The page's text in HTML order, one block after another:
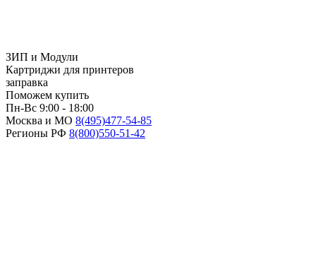
ЗИП и Модули
Картриджи для принтеров
заправка
Поможем купить
Пн-Вс 9:00 - 18:00
Москва и МО 8(495)477-54-85
Регионы РФ 8(800)550-51-42